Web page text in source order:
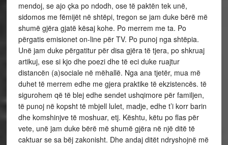
mendoj, se ajo çka po ndodh, ose të paktën tek unë,
sidomos me fëmijët në shtëpi, tregon se jam duke bërë më
shumë gjëra gjatë kësaj kohe. Po merrem me ta. Po
përgatis emisionet on-line për TV. Po punoj nga shtëpia.
Unë jam duke përgatitur për disa gjëra të tjera, po shkruaj
artikuj, ese si kjo dhe poezi dhe të eci duke ruajtur
distancën (a)sociale në mëhallë. Nga ana tjetër, mua më
duhet të merrem edhe me gjera praktike të ekzistencës. të
sigurohem që të blej edhe sendet ushqimore për familjen,
të punoj në kopsht të mbjell lulet, madje, edhe t’i korr barin
dhe komshinjve të moshuar, etj. Kështu, këtu po flas për
vete, unë jam duke bërë më shumë gjëra në një ditë të
caktuar se sa bëj zakonisht. Dhe andaj ditët ndryshojnë më